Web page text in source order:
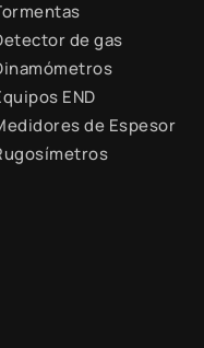
de gas
END
de Espesor